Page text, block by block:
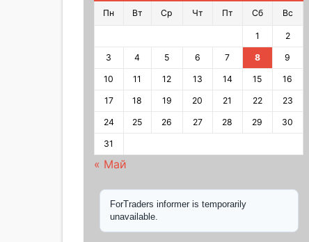
Пн Вт Ср Чт Пт Сб Вс
1 2
3 4 5 6 7 8 9
10 11 12 13 14 15 16
17 18 19 20 21 22 23
24 25 26 27 28 29 30
31
« Май